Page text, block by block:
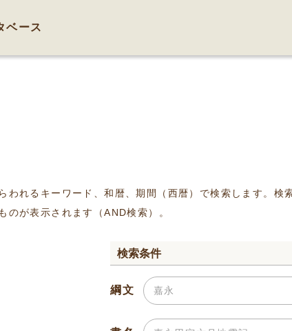
ベース
われるキーワード、和暦、期間（西暦）で検索します。
のが表示されます（AND検索）。
検索条件
綱文